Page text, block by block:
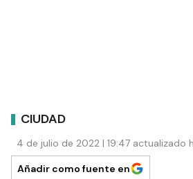
CIUDAD
4 de julio de 2022 | 19:47 actualizado
Añadir como fuente en